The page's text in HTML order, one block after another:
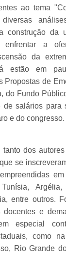
ao tema
construção da
enfrentar a
da
estão em
Propostas de
do Fundo
de salários para
e do congresso.
tanto dos
se
Argélia,
entre outros.
docentes e
especial
como
Rio Grande